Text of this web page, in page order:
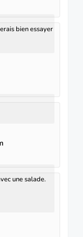
bien essayer
une salade.